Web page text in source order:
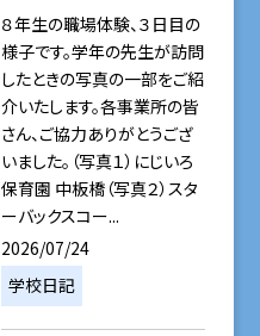
８年生の職場体験、３日目の
様子です。学年の先生が訪問
したときの写真の一部をご紹
介いたします。各事業所の皆
さん、ご協力ありがとうござ
いました。（写真１）にじいろ
保育園 中板橋（写真２）スタ
ーバックスコー...
2026/07/24
学校日記